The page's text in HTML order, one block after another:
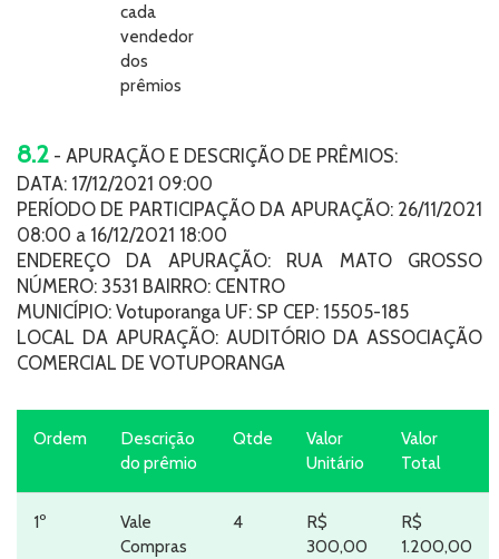
cada
vendedor
dos
prêmios
8.2 - APURAÇÃO E DESCRIÇÃO DE PRÊMIOS:
DATA: 17/12/2021 09:00
PERÍODO DE PARTICIPAÇÃO DA APURAÇÃO: 26/11/2021
08:00 a 16/12/2021 18:00
ENDEREÇO DA APURAÇÃO: RUA MATO GROSSO
NÚMERO: 3531 BAIRRO: CENTRO
MUNICÍPIO: Votuporanga UF: SP CEP: 15505-185
LOCAL DA APURAÇÃO: AUDITÓRIO DA ASSOCIAÇÃO
COMERCIAL DE VOTUPORANGA
Ordem
Descrição
do prêmio
Qtde
Valor
Unitário
Valor
Total
1º
Vale
Compras
4
R$
300,00
R$
1.200,00